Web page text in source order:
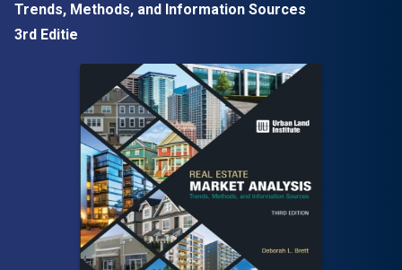
Trends, Methods, and Information Sources
3rd Editie